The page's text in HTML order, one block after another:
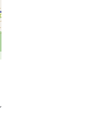
,